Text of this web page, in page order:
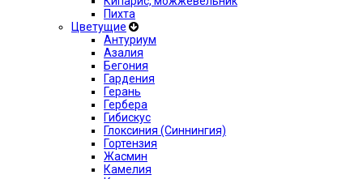
Пихта
Цветущие
Антуриум
Азалия
Бегония
Гардения
Герань
Гербера
Гибискус
Глоксиния (Синнингия)
Гортензия
Жасмин
Камелия